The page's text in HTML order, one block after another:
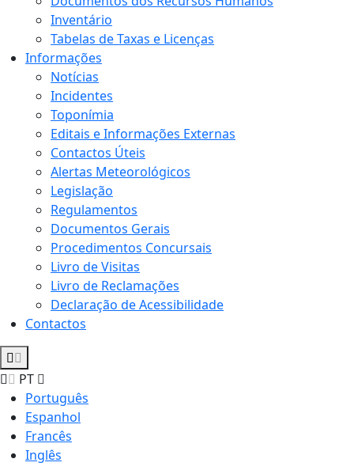
Inventário
Tabelas de Taxas e Licenças
Informações
Notícias
Incidentes
Toponímia
Editais e Informações Externas
Contactos Úteis
Alertas Meteorológicos
Legislação
Regulamentos
Documentos Gerais
Procedimentos Concursais
Livro de Visitas
Livro de Reclamações
Declaração de Acessibilidade
Contactos
PT
Português
Espanhol
Francês
Inglês